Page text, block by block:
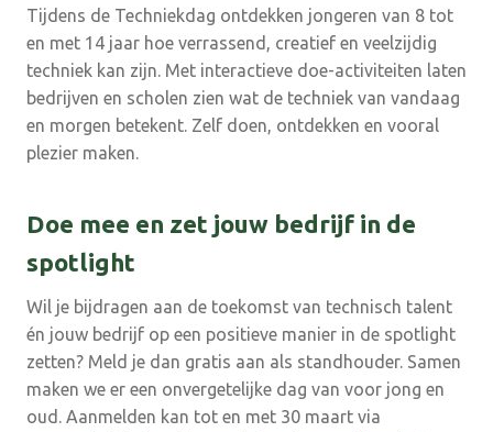
Tijdens de Techniekdag ontdekken jongeren van 8 tot
en met 14 jaar hoe verrassend, creatief en veelzijdig
techniek kan zijn. Met interactieve doe-activiteiten laten
bedrijven en scholen zien wat de techniek van vandaag
en morgen betekent. Zelf doen, ontdekken en vooral
plezier maken.
Doe mee en zet jouw bedrijf in de
spotlight
Wil je bijdragen aan de toekomst van technisch talent
én jouw bedrijf op een positieve manier in de spotlight
zetten? Meld je dan gratis aan als standhouder. Samen
maken we er een onvergetelijke dag van voor jong en
oud. Aanmelden kan tot en met 30 maart via